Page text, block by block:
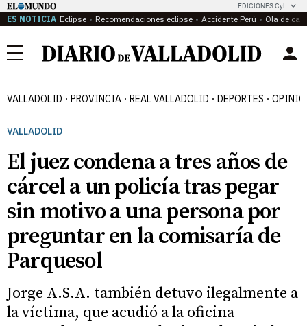
EDICIONES CyL
ES NOTICIA Eclipse Recomendaciones eclipse Accidente Perú Ola de
Menú
VALLADOLID PROVINCIA REAL VALLADOLID DEPORTES
VALLADOLID
El juez condena a tres años de
cárcel a un policía tras pegar
sin motivo a una persona por
preguntar en la comisaría de
Parquesol
Jorge A.S.A. también detuvo ilegalmente a
la víctima, que acudió a la oficina